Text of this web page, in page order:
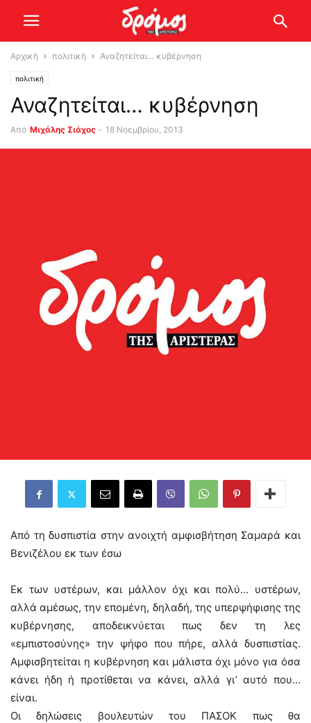
Αρχική πολιτική Αναζητείται… κυβέρνηση
πολιτική
Αναζητείται… κυβέρνηση
Από Μιχάλης Σιάχος - 18 Νοεμβρίου, 2013
Από τη δυσπιστία στην ανοιχτή αμφισβήτηση Σαμαρά και
Βενιζέλου εκ των έσω
Εκ των υστέρων, και μάλλον όχι και πολύ… υστέρων,
αλλά αμέσως, την επομένη, δηλαδή, της υπερψήφισης της
κυβέρνησης, αποδεικνύεται πως δεν τη λες
«εμπιστοσύνης» την ψήφο που πήρε, αλλά δυσπιστίας.
Αμφισβητείται η κυβέρνηση και μάλιστα όχι μόνο για όσα
κάνει ήδη ή προτίθεται να κάνει, αλλά γι’ αυτό που…
είναι.
Οι δηλώσεις βουλευτών του ΠΑΣΟΚ πως θα